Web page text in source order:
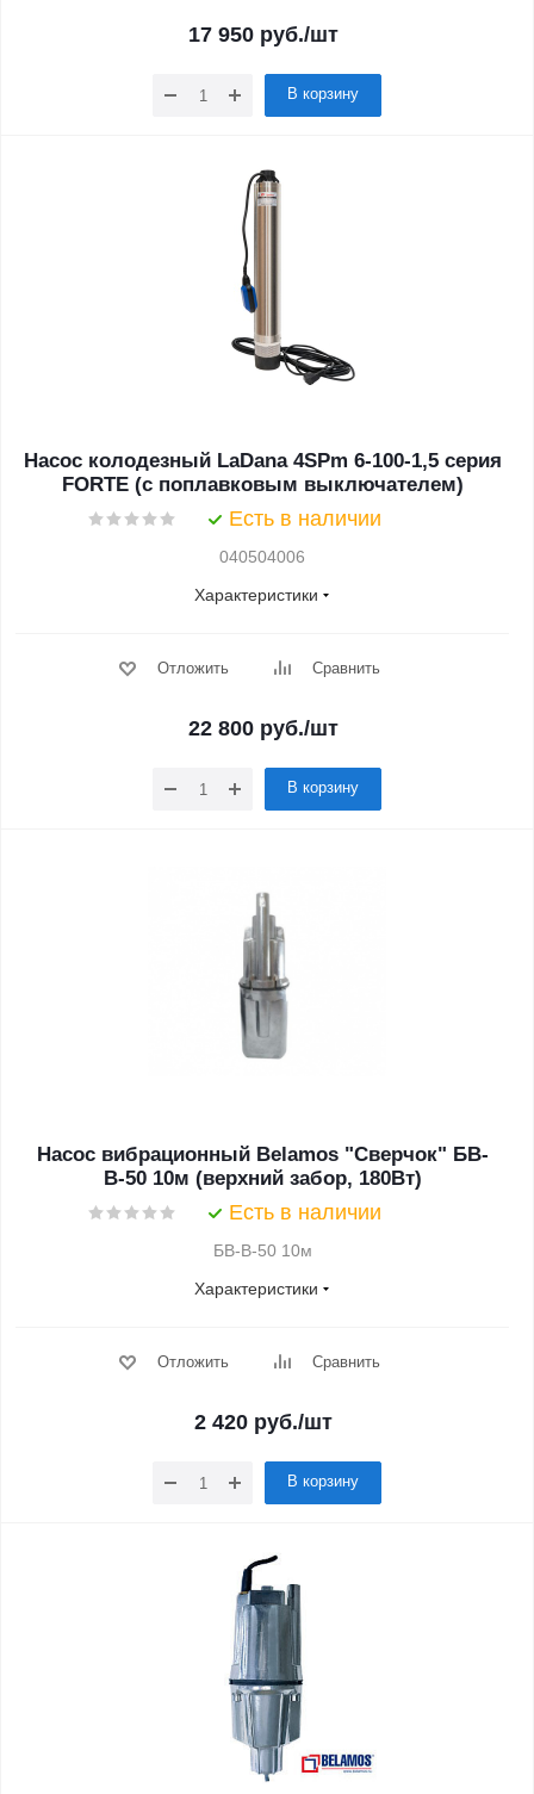
17 950руб./шт
В корзину
Насос колодезный LaDana 4SPm 6-100-1,5 серия
FORTE (с поплавковым выключателем)
Есть в наличии
040504006
Характеристики
Отложить Сравнить
22 800руб./шт
В корзину
Насос вибрационный Belamos "Сверчок" БВ-
В-50 10м (верхний забор, 180Вт)
Есть в наличии
БВ-В-50 10м
Характеристики
Отложить Сравнить
2 420руб./шт
В корзину